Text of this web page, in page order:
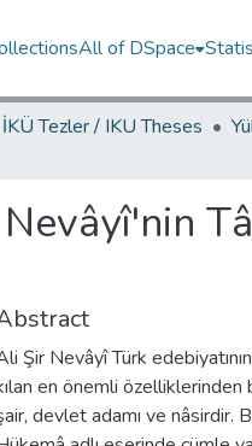
All of DSpace
İKÜ Tezler / IKU Theses
Şir Nevâyî Türk
en önemli özelliklerinden
devlet adamı ve nâsirdir.